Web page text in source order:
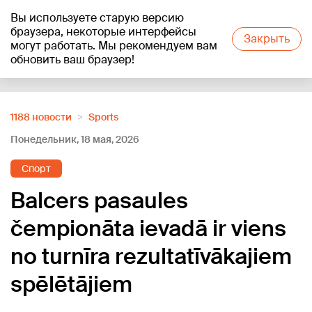
Вы используете старую версию
браузера, некоторые интерфейсы
могут работать. Мы рекомендуем вам
обновить ваш браузер!
Закрыть
+19°C
1188 новости
Sports
Понедельник, 18 мая, 2026
Спорт
Balcers pasaules
čempionāta ievadā ir viens
no turnīra rezultatīvākajiem
spēlētājiem